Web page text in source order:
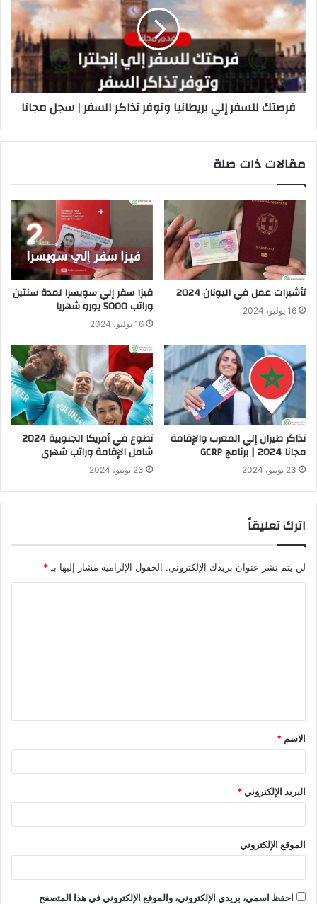
فرصتك للسفر إلي بريطانيا وتوفر تذاكر السفر | سجل مجانا
مقالات ذات صلة
تأشيرات عمل في اليونان 2024
16 يوليو، 2024
فيزا سفر إلي سويسرا لمدة سنتين
وراتب 5000 يورو شهريا
16 يوليو، 2024
تذاكر طيران إلي المغرب والإقامة
مجانا 2024 | برنامج GCRP
23 يونيو، 2024
تطوع في أمريكا الجنوبية 2024
شامل الإقامة وراتب شهري
23 يونيو، 2024
اترك تعليقاً
لن يتم نشر عنوان بريدك الإلكتروني. الحقول الإلزامية مشار إليها بـ *
الاسم *
البريد الإلكتروني*
الموقع الإلكتروني
احفظ اسمي، بريدي الإلكتروني، والموقع الإلكتروني في هذا المتصفح